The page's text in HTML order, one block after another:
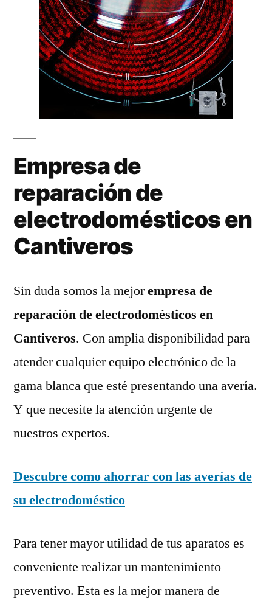
Empresa de
reparación de
electrodomésticos en
Cantiveros
Sin duda somos la mejorempresa de
reparación de electrodomésticos en
Cantiveros. Con amplia disponibilidad para
atender cualquier equipo electrónico de la
gama blanca que esté presentando una avería.
Y que necesite la atención urgente de
nuestros expertos.
Descubre como ahorrar con las averías de
su electrodoméstico
Para tener mayor utilidad de tus aparatos es
conveniente realizar un mantenimiento
preventivo. Esta es la mejor manera de